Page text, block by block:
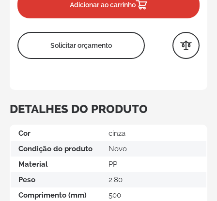
DETALHES DO PRODUTO
Cor
cinza
Condição do produto
Novo
Material
PP
Peso
2.80
Comprimento (mm)
500
Adicionar ao carrinho
Solicitar orçamento